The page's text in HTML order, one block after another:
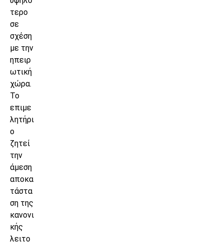
τερο
σε
σχέση
με την
ηπειρ
ωτική
χώρα.
Το
επιμε
λητήρι
ο
ζητεί
την
άμεση
αποκα
τάστα
ση της
κανονι
κής
λειτο